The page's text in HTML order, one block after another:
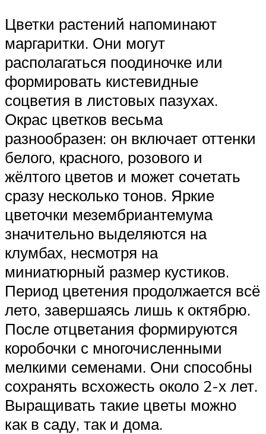
Цветки растений напоминают
маргаритки. Они могут
располагаться поодиночке или
формировать кистевидные
соцветия в листовых пазухах.
Окрас цветков весьма
разнообразен: он включает оттенки
белого, красного, розового и
жёлтого цветов и может сочетать
сразу несколько тонов. Яркие
цветочки мезембриантемума
значительно выделяются на
клумбах, несмотря на
миниатюрный размер кустиков.
Период цветения продолжается всё
лето, завершаясь лишь к октябрю.
После отцветания формируются
коробочки с многочисленными
мелкими семенами. Они способны
сохранять всхожесть около 2-х лет.
Выращивать такие цветы можно
как в саду, так и дома.